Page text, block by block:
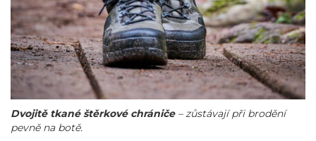
Dvojitě tkané štěrkové chrániče – zůstávají při brodění
pevně na botě.